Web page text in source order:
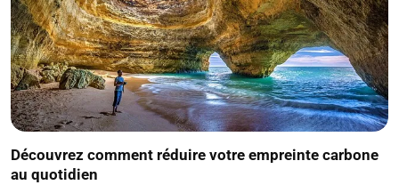
Découvrez comment réduire votre empreinte carbone
au quotidien